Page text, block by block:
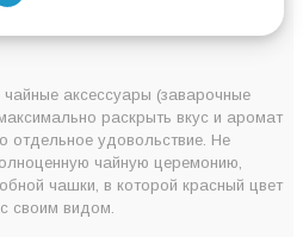
чайные аксессуары (заварочные
раскрыть вкус и аромат
отдельное удовольствие. Не
чайную церемонию,
чашки, в которой красный цвет
своим видом.